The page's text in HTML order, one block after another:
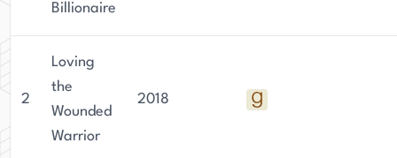
Billionaire
2
Loving
the
Wounded
Warrior
2018